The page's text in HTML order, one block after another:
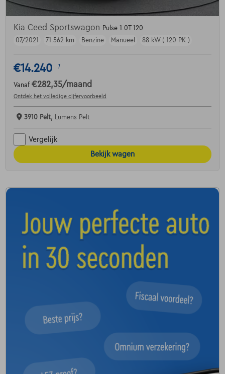
Kia Ceed Sportswagon Pulse 1.0T 120
07/2021
71.562 km Benzine Manueel 88 kW ( 120 PK )
€14.240 1
Vanaf €282,35/maand
Ontdek het volledige cijfervoorbeeld
3910 Pelt, Lumens Pelt
Vergelijk
Bekijk wagen